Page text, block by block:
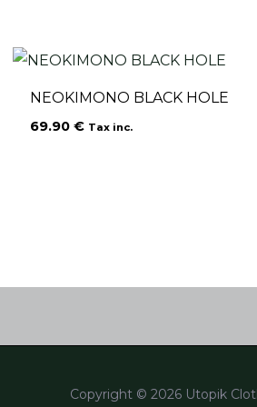
NEOKIMONO BLACK HOLE
69.90 € Tax inc.
Copyright © 2026 Utopik